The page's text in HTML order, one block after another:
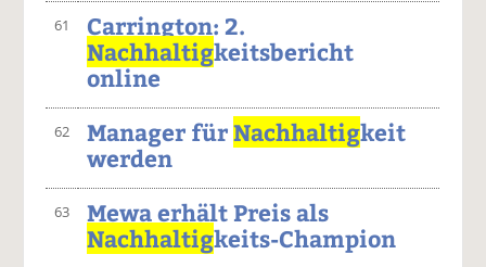
61
Carrington: 2.
Nachhaltigkeitsbericht
online
62 Manager fürNachhaltigkeit
werden
63
Mewa erhält Preis als
Nachhaltigkeits-Champion